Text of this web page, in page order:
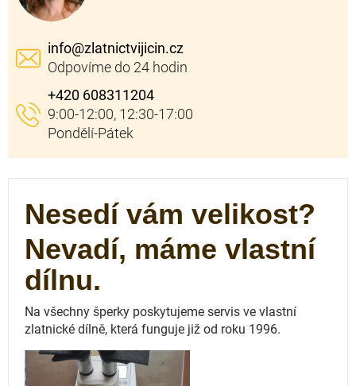
info@zlatnictvijicin.cz
+420 608311204
Nesedí vám velikost?
Nevadí, máme vlastní
dílnu.
Na všechny šperky poskytujeme servis ve vlastní
zlatnické dílně, která funguje již od roku 1996.